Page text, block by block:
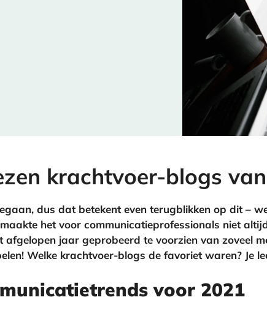
krachtvoer-blogs
dus dat betekent even terugblikken op dit –
het voor communicatieprofessionals niet
afgelopen jaar geprobeerd te voorzien van zoveel
Welke krachtvoer-blogs de favoriet waren? Je
voor 2021